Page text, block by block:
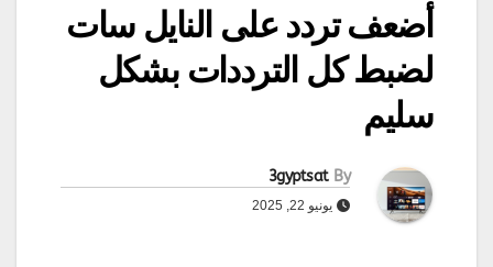
أضعف تردد على النايل سات
لضبط كل الترددات بشكل
سليم
By
3gyptsat
يونيو 22, 2025